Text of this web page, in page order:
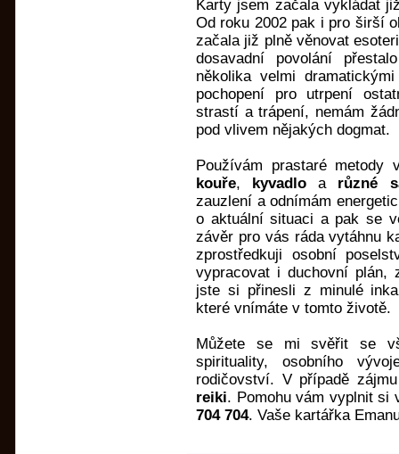
Karty jsem začala vykládat
Od roku 2002 pak i pro širší
začala již plně věnovat
dosavadní povolání
několika velmi
pochopení pro utrpení
strastí a trápení, nemám
pod vlivem nějakých dogmat.
Používám prastaré metody
kouře, kyvadlo a různé
zauzlení a odnímám
o aktuální situaci a pak se
závěr pro vás ráda vytáhnu
zprostředkuji osobní
vypracovat i duchovní plán,
jste si přinesli z minulé
které vnímáte v tomto životě.
Můžete se mi svěřit se
spirituality, osobního
rodičovství. V případě
reiki. Pomohu vám vyplnit si
704 704. Vaše kartářka